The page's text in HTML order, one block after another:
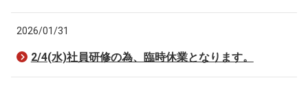
2026/01/31
2/4(水)社員研修の為、臨時休業となります。